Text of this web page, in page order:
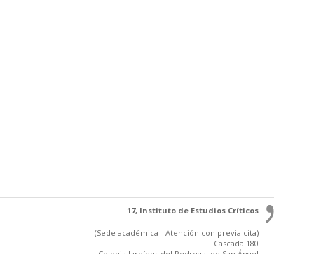
17, Instituto de Estudios Críticos
(Sede académica - Atención con previa cita)
Cascada 180